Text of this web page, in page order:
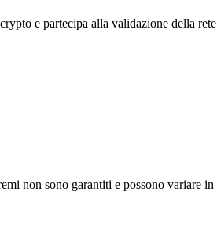
e partecipa alla validazione della
non sono garantiti e possono variare in